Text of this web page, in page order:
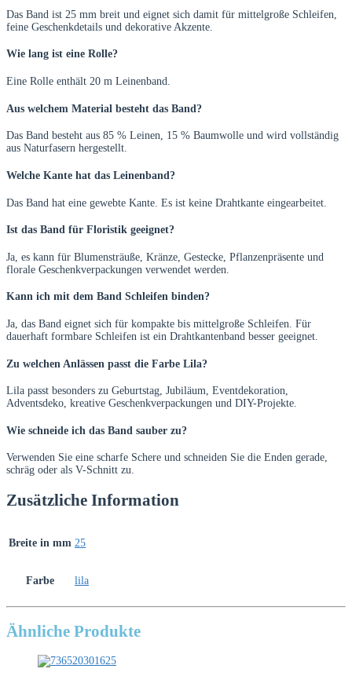
Das Band ist 25 mm breit und eignet sich damit für mittelgroße Schleifen,
feine Geschenkdetails und dekorative Akzente.
Wie lang ist eine Rolle?
Eine Rolle enthält 20 m Leinenband.
Aus welchem Material besteht das Band?
Das Band besteht aus 85 % Leinen, 15 % Baumwolle und wird vollständig
aus Naturfasern hergestellt.
Welche Kante hat das Leinenband?
Das Band hat eine gewebte Kante. Es ist keine Drahtkante eingearbeitet.
Ist das Band für Floristik geeignet?
Ja, es kann für Blumensträuße, Kränze, Gestecke, Pflanzenpräsente und
florale Geschenkverpackungen verwendet werden.
Kann ich mit dem Band Schleifen binden?
Ja, das Band eignet sich für kompakte bis mittelgroße Schleifen. Für
dauerhaft formbare Schleifen ist ein Drahtkantenband besser geeignet.
Zu welchen Anlässen passt die Farbe Lila?
Lila passt besonders zu Geburtstag, Jubiläum, Eventdekoration,
Adventsdeko, kreative Geschenkverpackungen und DIY-Projekte.
Wie schneide ich das Band sauber zu?
Verwenden Sie eine scharfe Schere und schneiden Sie die Enden gerade,
schräg oder als V-Schnitt zu.
Zusätzliche Information
Breite in mm 25
Farbe lila
Ähnliche Produkte